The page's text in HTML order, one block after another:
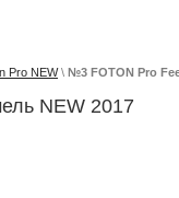
Pro NEW\ №3 FOTON Pro
NEW 2017